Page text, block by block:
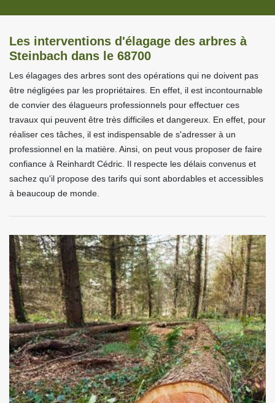
Les interventions d'élagage des arbres à
Steinbach dans le 68700
Les élagages des arbres sont des opérations qui ne doivent pas
être négligées par les propriétaires. En effet, il est incontournable
de convier des élagueurs professionnels pour effectuer ces
travaux qui peuvent être très difficiles et dangereux. En effet, pour
réaliser ces tâches, il est indispensable de s'adresser à un
professionnel en la matière. Ainsi, on peut vous proposer de faire
confiance à Reinhardt Cédric. Il respecte les délais convenus et
sachez qu'il propose des tarifs qui sont abordables et accessibles
à beaucoup de monde.